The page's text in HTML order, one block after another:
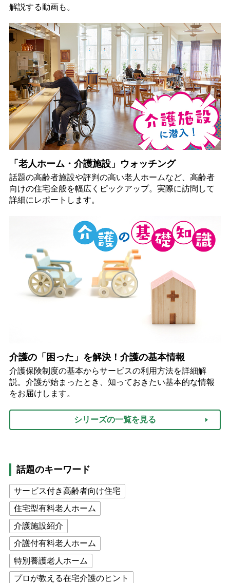
解説する動画も。
「老人ホーム・介護施設」ウォッチング
話題の高齢者施設や評判の高い老人ホームなど、高齢者
向けの住宅全般を幅広くピックアップ。実際に訪問して
詳細にレポートします。
介護の「困った」を解決！介護の基本情報
介護保険制度の基本からサービスの利用方法を詳細解
説。介護が始まったとき、知っておきたい基本的な情報
をお届けします。
シリーズの一覧を見る
話題のキーワード
サービス付き高齢者向け住宅
住宅型有料老人ホーム
介護施設紹介
介護付有料老人ホーム
特別養護老人ホーム
プロが教える在宅介護のヒント